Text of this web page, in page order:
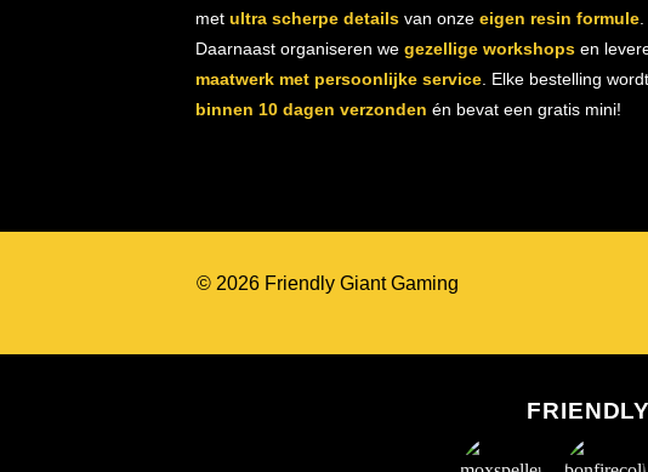
met ultra scherpe detailsvan onze eigen resin formule.
Daarnaast organiseren we gezellige workshopsen
maatwerk met persoonlijke service. Elke bestelling wordt
binnen 10 dagen verzonden én bevat een gratis mini!
© 2026 Friendly Giant Gaming